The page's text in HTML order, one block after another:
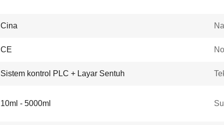
Cina
CE
Sistem kontrol PLC + Layar Sentuh
10ml - 5000ml